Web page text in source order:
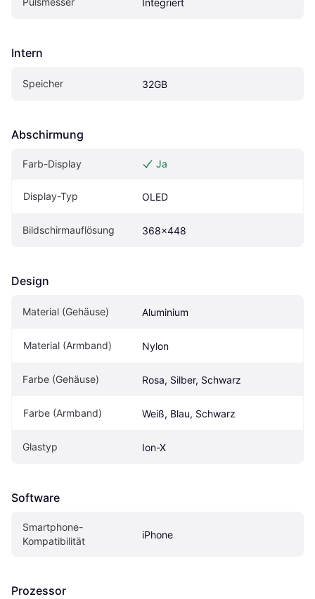
Integriert
Intern
Speicher 32GB
Abschirmung
Farb-Display Ja
Display-Typ OLED
Bildschirmauflösung 368x448
Design
Material (Gehäuse) Aluminium
Material (Armband) Nylon
Farbe (Gehäuse) Rosa, Silber, Schwarz
Farbe (Armband) Weiß, Blau, Schwarz
Glastyp Ion-X
Software
Smartphone-
Kompatibilität
iPhone
Prozessor